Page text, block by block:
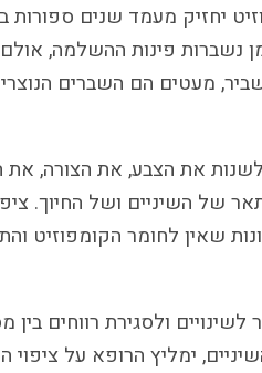
יחזיק מעמד שנים
נשברות פינות ההשלמה,
מעטים הם השברים
את הצבע, את הצורה, את
של השיניים ושל החיוך.
שאין לחומר הקומפוזיט
ולסגירת רווחים
ימליץ הרופא על